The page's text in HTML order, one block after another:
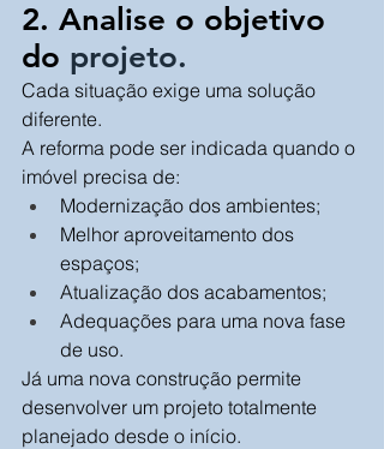
2. Analise o objetivo
do projeto.
Cada situação exige uma solução
diferente.
A reforma pode ser indicada quando o
imóvel precisa de:
Modernização dos ambientes;
Melhor aproveitamento dos
espaços;
Atualização dos acabamentos;
Adequações para uma nova fase
de uso.
Já uma nova construção permite
desenvolver um projeto totalmente
planejado desde o início.